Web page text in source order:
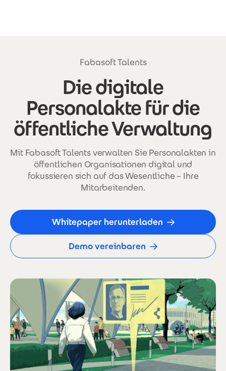
Fabasoft Talents
Die digitale
Personalakte für die
öffentliche Verwaltung
Mit Fabasoft Talents verwalten Sie Personalakten in
öffentlichen Organisationen digital und
fokussieren sich auf das Wesentliche – Ihre
Mitarbeitenden.
Whitepaper herunterladen
Demo vereinbaren